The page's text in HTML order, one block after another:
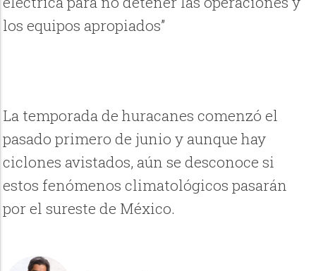
los equipos apropiados”
La temporada de huracanes comenzó el
pasado primero de junio y aunque hay
ciclones avistados, aún se desconoce si
estos fenómenos climatológicos pasarán
por el sureste de México.